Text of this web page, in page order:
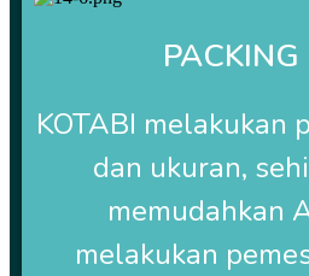
PACKING
KOTABI melakukan
dan ukuran,
memudahkan
melakukan